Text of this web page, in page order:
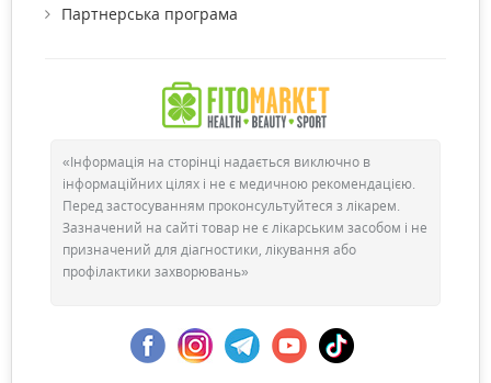
Партнерська програма
«Інформація на сторінці надається виключно в
інформаційних цілях і не є медичною рекомендацією.
Перед застосуванням проконсультуйтеся з лікарем.
Зазначений на сайті товар не є лікарським засобом і не
призначений для діагностики, лікування або
профілактики захворювань»